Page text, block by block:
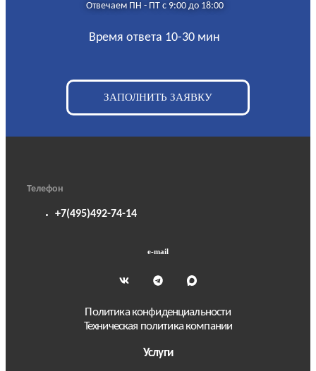
Отвечаем ПН - ПТ с 9:00 до 18:00
Время ответа 10-30 мин
ЗАПОЛНИТЬ ЗАЯВКУ
Телефон
+7(495)492-74-14
e-mail
Политика конфиденциальности
Техническая политика компании
Услуги